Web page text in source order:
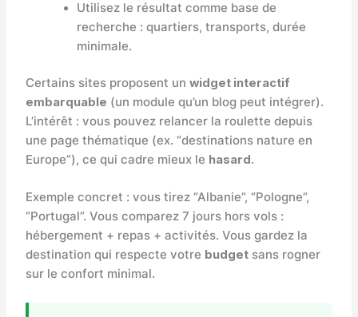
Utilisez le résultat comme base de
recherche : quartiers, transports, durée
minimale.
Certains sites proposent un widget interactif
embarquable (un module qu’un blog peut intégrer).
L’intérêt : vous pouvez relancer la roulette depuis
une page thématique (ex. “destinations nature en
Europe”), ce qui cadre mieux le hasard.
Exemple concret : vous tirez “Albanie”, “Pologne”,
“Portugal”. Vous comparez 7 jours hors vols :
hébergement + repas + activités. Vous gardez la
destination qui respecte votre budgetsans rogner
sur le confort minimal.